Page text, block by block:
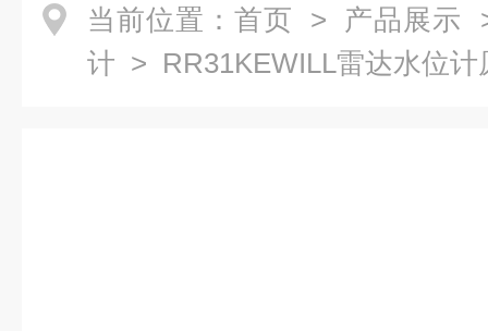
当前位置： 首页 > 产品展示
计 > RR31KEWILL雷达水位计